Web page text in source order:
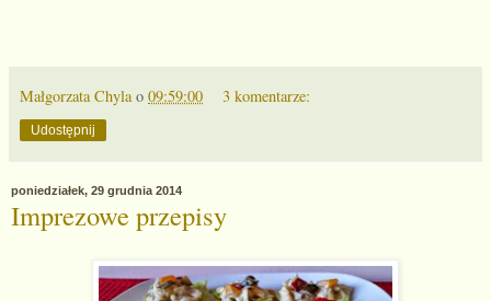
Małgorzata Chyla o 09:59:00 3 komentarze:
Udostępnij
poniedziałek, 29 grudnia 2014
Imprezowe przepisy